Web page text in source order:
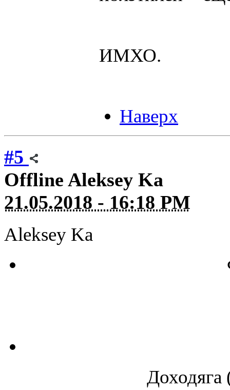
ИМХО.
Наверх
#5
Offline Aleksey Ka
21.05.2018 - 16:18 PM
Aleksey Ka